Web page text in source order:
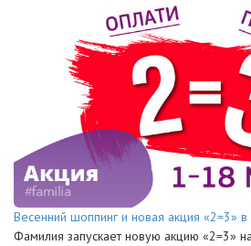
Весенний шоппинг и новая акция «2=3»
Фамилия запускает новую акцию «2=3»